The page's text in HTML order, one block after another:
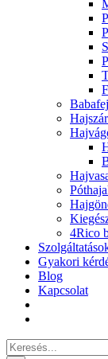
4Rico
Gyakori
Blog
Kapcsolat
Keresés...